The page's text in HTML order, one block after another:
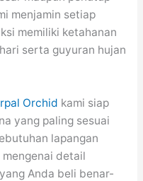
menjamin setiap
memiliki ketahanan
serta guyuran hujan
Orchid kami siap
yang paling sesuai
lapangan
detail
Anda beli benar-